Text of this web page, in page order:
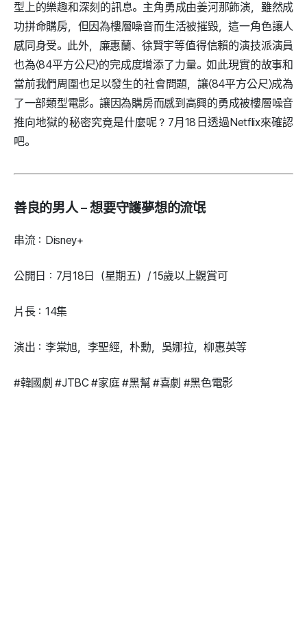
型上的樂趣和深刻的訊息。主角勇成由姜河那飾演，雖然成
功拼命購房，但因為樓層噪音而生活被摧毀，這一角色讓人
感同身受。此外，廉惠蘭、徐賢宇等值得信賴的演技派演員
也為〈84平方公尺〉的完成度增添了力量。如此現實的故事和
當前我們周圍也足以發生的社會問題，讓〈84平方公尺〉成為
了一部類型電影。讓因為購房而感到高興的勇成被樓層噪音
推向地獄的秘密究竟是什麼呢？7月18日透過Netflix來確認
吧。
善良的男人 – 想要守護夢想的流氓
串流：Disney+
公開日：7月18日（星期五）/ 15歲以上觀賞可
片長：14集
演出：李棠旭，李聖經，朴勳，吳娜拉，柳惠英等
#韓國劇 #JTBC #家庭 #黑幫 #喜劇 #黑色電影